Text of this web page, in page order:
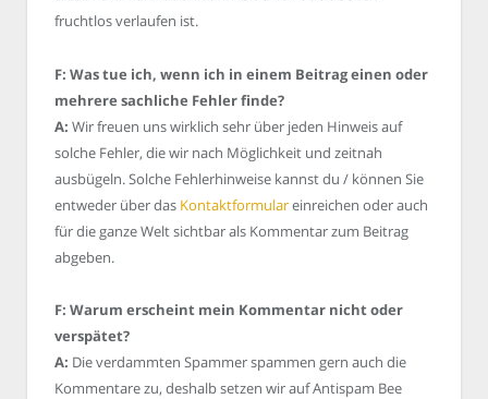
fruchtlos verlaufen ist.
F: Was tue ich, wenn ich in einem Beitrag einen oder
mehrere sachliche Fehler finde?
A: Wir freuen uns wirklich sehr über jeden Hinweis auf
solche Fehler, die wir nach Möglichkeit und zeitnah
ausbügeln. Solche Fehlerhinweise kannst du / können Sie
entweder über das Kontaktformulareinreichen oder auch
für die ganze Welt sichtbar als Kommentar zum Beitrag
abgeben.
F: Warum erscheint mein Kommentar nicht oder
verspätet?
A: Die verdammten Spammer spammen gern auch die
Kommentare zu, deshalb setzen wir auf Antispam Bee